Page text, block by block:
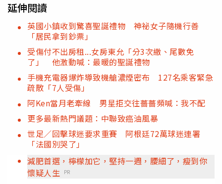
延伸閱讀
英國小鎮收到驚喜聖誕禮物 神祕女子隨機行善
「居民拿到鈔票」
受傷付不出房租...女房東允「分3次繳、尾數免
了」 他激動喊：最暖的聖誕禮物
手機充電器爆炸導致機艙濃煙密布 127名乘客緊急
疏散「7人受傷」
阿Ken當月老牽線 男星拒交往薔薔頻喊：我不配
更多最新熱門議題：中聯致癌油風暴
世足／回擊球迷要求重賽 阿根廷72萬球迷連署
「法國別哭了」
減肥首選，檸檬加它，堅持一週，腰細了，瘦到你
懷疑人生 PR